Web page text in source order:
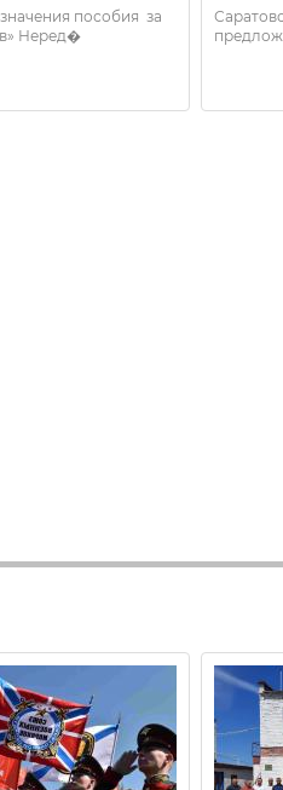
пособия за
Неред�